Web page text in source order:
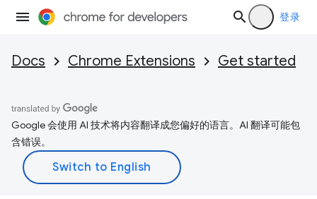
登录
Docs Chrome Extensions Get started
Google 会使用 AI 技术将内容翻译成您偏好的语言。AI 翻译可能包
含错误。